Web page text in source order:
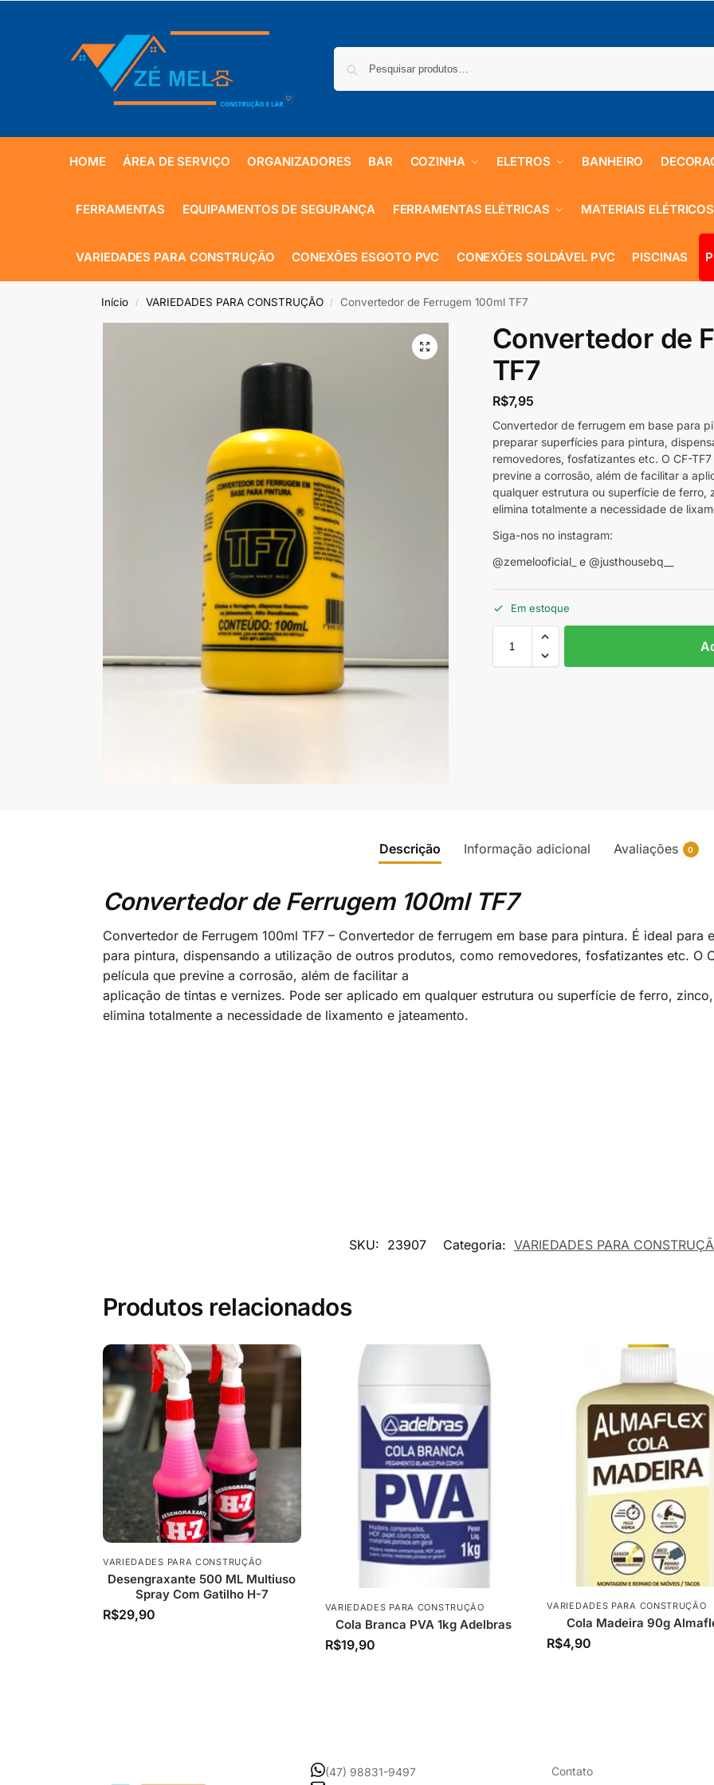
HOME ÁREA DE SERVIÇO ORGANIZADORES BAR COZINHA ELETROS BANHEIRO
FERRAMENTAS EQUIPAMENTOS DE SEGURANÇA FERRAMENTAS ELÉTRICAS MATERIAIS ELÉTRICOS
VARIEDADES PARA CONSTRUÇÃO CONEXÕES ESGOTO PVC CONEXÕES SOLDÁVEL PVC PISCINAS
Início / VARIEDADES PARA CONSTRUÇÃO / Convertedor de Ferrugem 100ml TF7
Convertedor de
TF7
R$7,95
Convertedor de ferrugem em base para
preparar superfícies para pintura,
removedores, fosfatizantes etc. O CF-
previne a corrosão, além de facilitar a
qualquer estrutura ou superfície de ferro,
elimina totalmente a necessidade de
Siga-nos no instagram:
@zemelooficial_ e @justhousebq__
Em estoque
Descrição Informação adicional Avaliações 0
Convertedor de Ferrugem 100ml TF7
Convertedor de Ferrugem 100ml TF7 – Convertedor de ferrugem em base para pintura. É ideal
para pintura, dispensando a utilização de outros produtos, como removedores, fosfatizantes etc. O
película que previne a corrosão, além de facilitar a
aplicação de tintas e vernizes. Pode ser aplicado em qualquer estrutura ou superfície de ferro,
elimina totalmente a necessidade de lixamento e jateamento.
SKU: 23907 Categoria: VARIEDADES PARA
Produtos relacionados
VARIEDADES PARA CONSTRUÇÃO
Desengraxante 500 ML Multiuso
Spray Com Gatilho H-7
R$29,90 VARIEDADES PARA CONSTRUÇÃO
Cola Branca PVA 1kg Adelbras
R$19,90
VARIEDADES PARA CONSTRUÇÃO
Cola Madeira 90g
R$4,90
(47) 98831-9497
Contato